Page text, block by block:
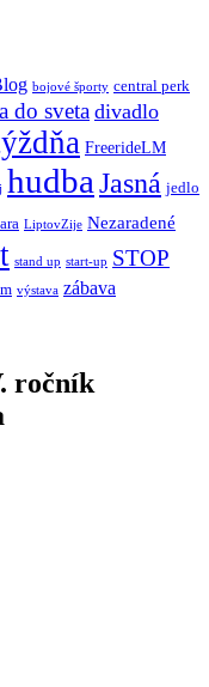
bojové športy central perk
do sveta divadlo
FreerideLM
hudba Jasná jedlo
LiptovZije Nezaradené
stand up start-up STOP
výstava zábava
ročník